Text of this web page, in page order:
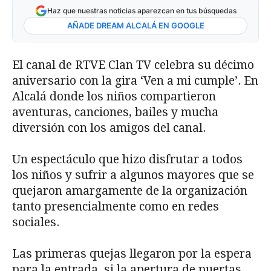
Haz que nuestras noticias aparezcan en tus búsquedas
AÑADE DREAM ALCALÁ EN GOOGLE
El canal de RTVE Clan TV celebra su décimo
aniversario con la gira ‘Ven a mi cumple’. En
Alcalá donde los niños compartieron
aventuras, canciones, bailes y mucha
diversión con los amigos del canal.
Un espectáculo que hizo disfrutar a todos
los niños y sufrir a algunos mayores que se
quejaron amargamente de la organización
tanto presencialmente como en redes
sociales.
Las primeras quejas llegaron por la espera